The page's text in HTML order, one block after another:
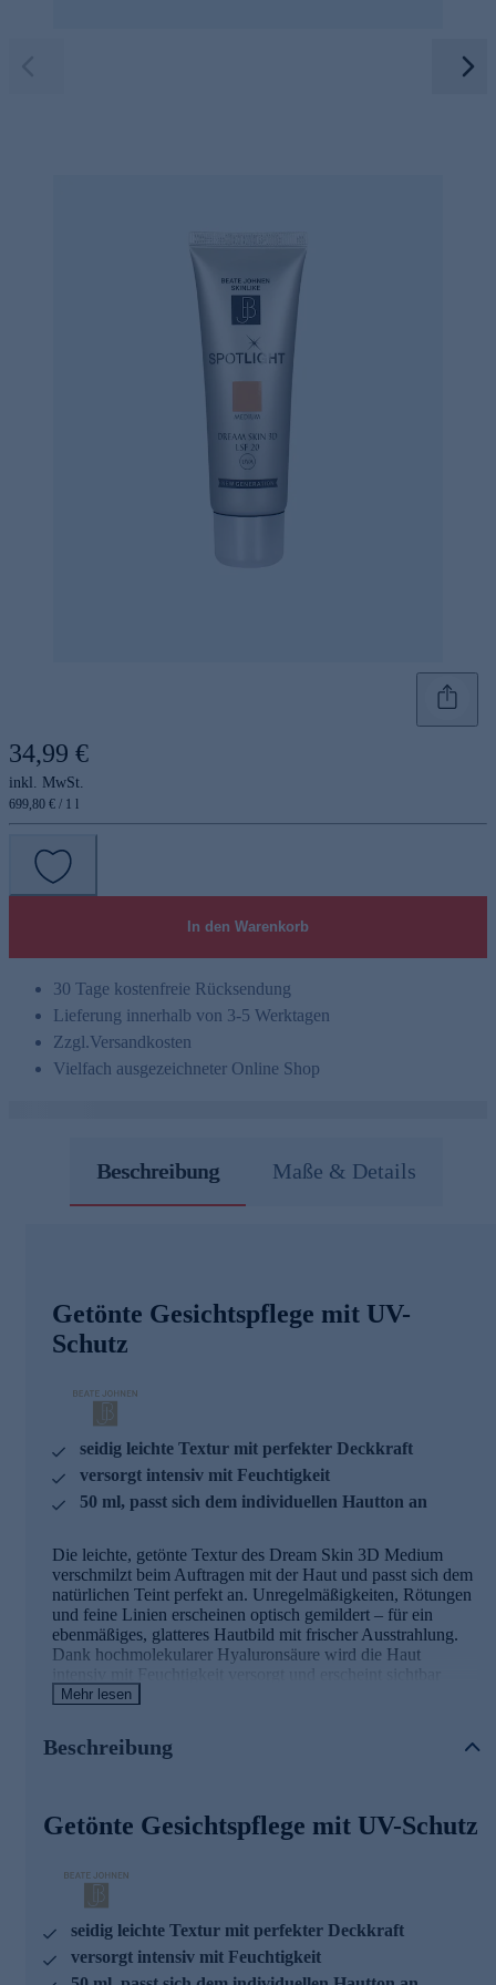
34,99 €
inkl. MwSt.
699,80 € / 1 l
In den Warenkorb
30 Tage kostenfreie Rücksendung
Lieferung innerhalb von 3-5 Werktagen
Zzgl.Versandkosten
Vielfach ausgezeichneter Online Shop
Beschreibung Maße & Details
Getönte Gesichtspflege mit UV-
Schutz
seidig leichte Textur mit perfekter Deckkraft
versorgt intensiv mit Feuchtigkeit
50 ml, passt sich dem individuellen Hautton an
Die leichte, getönte Textur des Dream Skin 3D Medium
verschmilzt beim Auftragen mit der Haut und passt sich dem
natürlichen Teint perfekt an. Unregelmäßigkeiten, Rötungen
und feine Linien erscheinen optisch gemildert – für ein
ebenmäßiges, glatteres Hautbild mit frischer Ausstrahlung.
Dank hochmolekularer Hyaluronsäure wird die Haut
intensiv mit Feuchtigkeit versorgt und erscheint sichtbar
geglättet. Gleichzeitig schützt der Lichtschutzfaktor 20
Die seidige Formel mattiert sanft, ohne die Haut
Alternative zu Make-up – für strahlende Haut in nur einem
Schritt.
Getönte Mikro-Perlen
• Passen sich dem individuellen Hautton an
Mehr lesen
Beschreibung
Getönte Gesichtspflege mit UV-Schutz
seidig leichte Textur mit perfekter Deckkraft
versorgt intensiv mit Feuchtigkeit